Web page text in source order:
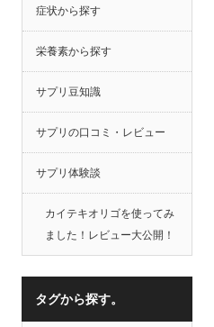
症状から探す
栄養素から探す
サプリ豆知識
サプリの口コミ・レビュー
サプリ体験談
カイテキオリゴを使ってみ
ました！レビュー大公開！
タグから探す。